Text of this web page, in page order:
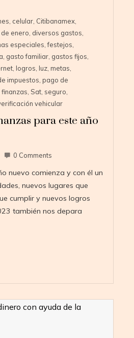
, celular, Citibanamex,
enero, diversos gastos,
especiales,festejos,
, gasto familiar, gastos fijos,
, logros, luz, metas,
impuestos, pago de
, Sat, seguro,
vehicular
para este año
0 Comments
nuevo comienza y con él un
nuevos lugares que
cumplir y nuevos logros
también nos depara